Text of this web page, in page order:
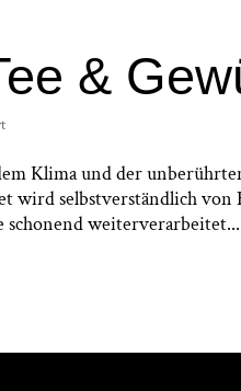
&
Klima und der
wird selbstverständlich
schonend weiterverarbeitet...